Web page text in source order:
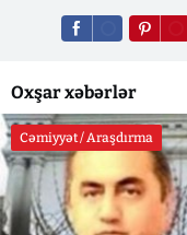
Oxşar xəbərlər
Cəmiyyət / Araşdırma